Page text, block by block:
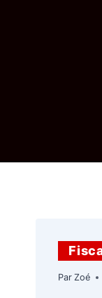
Par Zoé